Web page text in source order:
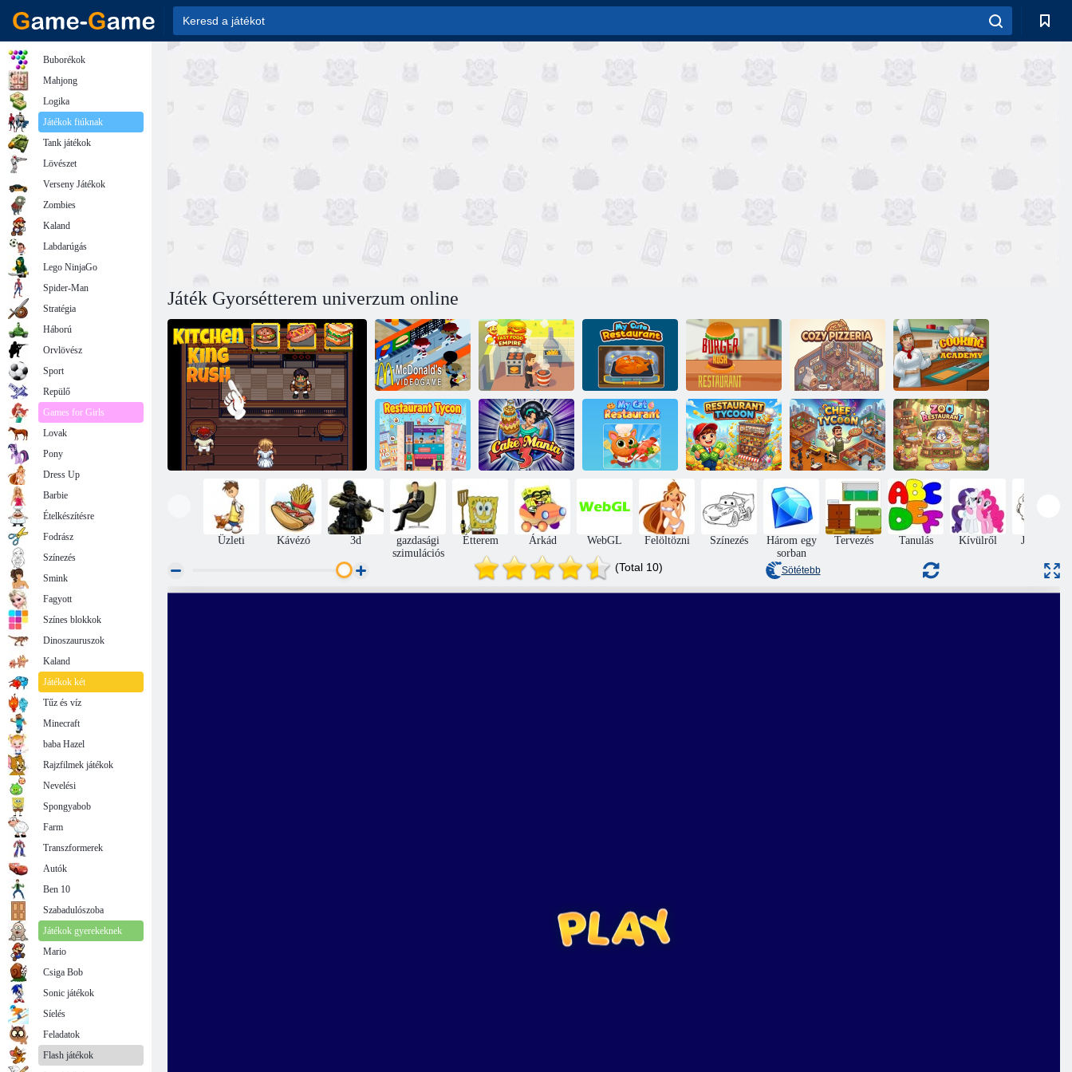
Játék Gyorsétterem univerzum online
McDonald's
videojáték
Gyorséttermi
birodalom
Aranyos
éttermem
Burger Rush
étterem
Hangulatos
pizzéria
Főző Akadémia
Tycoon étterem Tortamánia 3
Saját macska
étterem
Tycoon étterem Chef Tycoon Állatkert étterem
Üzleti Kávézó 3d
gazdasági
szimulációs
Étterem Árkád WebGL Felöltözni Színezés
Három egy
sorban
Tervezés Tanulás Kívülről Jumping
(Total 10) Sötétebb
Buborékok
Mahjong
Logika
Játékok fiúknak
Tank játékok
Lövészet
Verseny Játékok
Zombies
Kaland
Labdarúgás
Lego NinjaGo
Spider-Man
Stratégia
Háború
Orvlövész
Sport
Repülő
Games for Girls
Lovak
Pony
Dress Up
Barbie
Ételkészítésre
Fodrász
Színezés
Smink
Fagyott
Színes blokkok
Dinoszauruszok
Kaland
Játékok két
Tűz és víz
Minecraft
baba Hazel
Rajzfilmek játékok
Nevelési
Spongyabob
Farm
Transzformerek
Autók
Ben 10
Szabadulószoba
Játékok gyerekeknek
Mario
Csiga Bob
Sonic játékok
Síelés
Feladatok
Flash játékok